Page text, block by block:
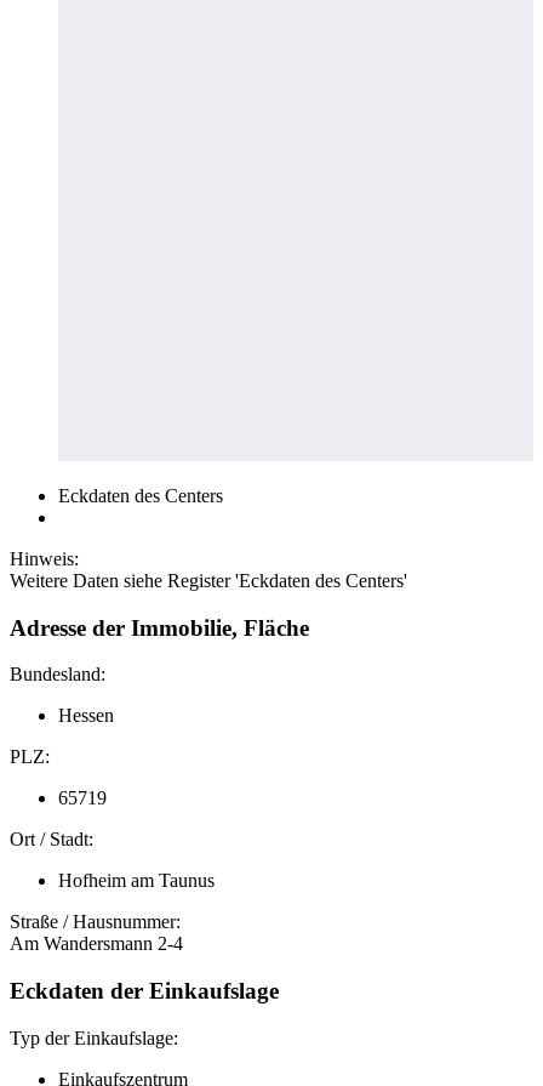
Eckdaten des Centers
Hinweis:
Weitere Daten siehe Register 'Eckdaten des Centers'
Adresse der Immobilie, Fläche
Bundesland:
Hessen
PLZ:
65719
Ort / Stadt:
Hofheim am Taunus
Straße / Hausnummer:
Am Wandersmann 2-4
Eckdaten der Einkaufslage
Typ der Einkaufslage:
Einkaufszentrum